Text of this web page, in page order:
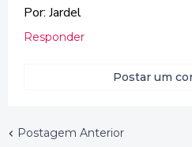
Por: Jardel
Responder
Postar um
Postagem Anterior